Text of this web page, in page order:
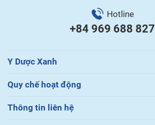
Hotline
+84 969 688 827
Y Dược Xanh
Quy chế hoạt động
Thông tin liên hệ